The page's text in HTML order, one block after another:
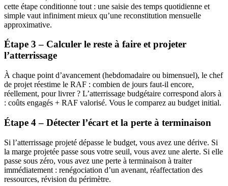
cette étape conditionne tout : une saisie des temps quotidienne et
simple vaut infiniment mieux qu’une reconstitution mensuelle
approximative.
Étape 3 – Calculer le reste à faire et projeter
l’atterrissage
À chaque point d’avancement (hebdomadaire ou bimensuel), le chef
de projet réestime le RAF : combien de jours faut-il encore,
réellement, pour livrer ? L’atterrissage budgétaire correspond alors à
: coûts engagés + RAF valorisé. Vous le comparez au budget initial.
Étape 4 – Détecter l’écart et la perte à terminaison
Si l’atterrissage projeté dépasse le budget, vous avez une dérive. Si
la marge projetée passe sous votre seuil, vous avez une alerte. Si elle
passe sous zéro, vous avez une perte à terminaison à traiter
immédiatement : renégociation d’un avenant, réaffectation des
ressources, révision du périmètre.